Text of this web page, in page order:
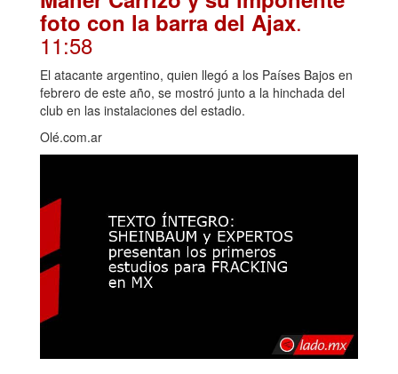
foto con la barra del Ajax.
11:58
El atacante argentino, quien llegó a los Países Bajos en
febrero de este año, se mostró junto a la hinchada del
club en las instalaciones del estadio.
Olé.com.ar